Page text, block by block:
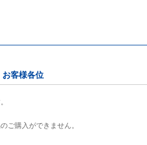
お客様各位
ご購入ができません。